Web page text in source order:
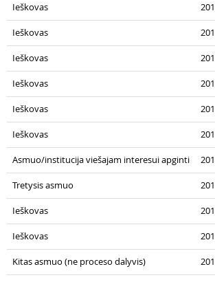
Ieškovas
Ieškovas
Ieškovas
Ieškovas
Ieškovas
Ieškovas
Asmuo/institucija viešajam interesui apginti
Tretysis asmuo
Ieškovas
Ieškovas
Kitas asmuo (ne proceso dalyvis)